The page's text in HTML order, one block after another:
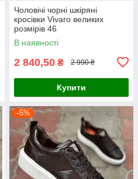
Чоловічі чорні шкіряні
кросівки Vivaro великих
розмірів 46
В наявності
2 840,50 ₴ 2 990 ₴
Купити
–5%